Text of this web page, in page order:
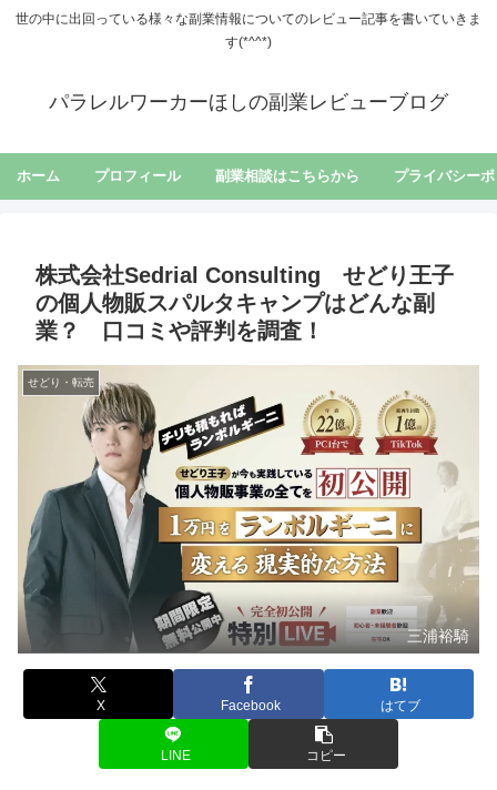
世の中に出回っている様々な副業情報についてのレビュー記事を書いていきま
す(*^^*)
パラレルワーカーほしの副業レビューブログ
ホーム プロフィール 副業相談はこちらから プライバシー
株式会社Sedrial Consulting せどり王子
の個人物販スパルタキャンプはどんな副
業？ 口コミや評判を調査！
せどり・転売
三浦裕騎
X Facebook はてブ
LINE コピー